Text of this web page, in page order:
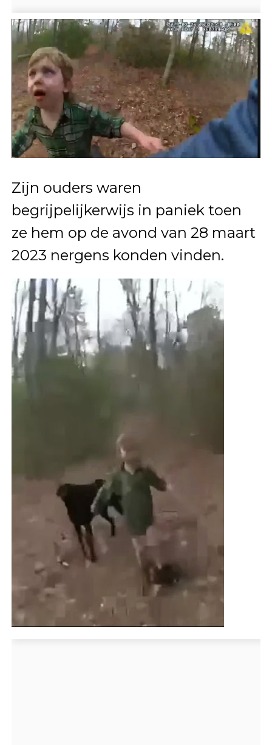
Zijn ouders waren
begrijpelijkerwijs in paniek toen
ze hem op de avond van 28 maart
2023 nergens konden vinden.